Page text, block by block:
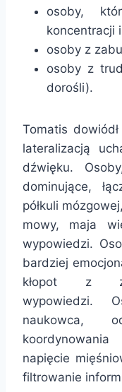
osoby,
koncentracji
osoby z
osoby z
dorośli).
Tomatis
lateralizacją
dźwięku.
dominujące,
półkuli
mowy, maja
wypowiedzi.
bardziej
kłopot z
wypowiedzi.
naukowca,
napięcie
filtrowanie